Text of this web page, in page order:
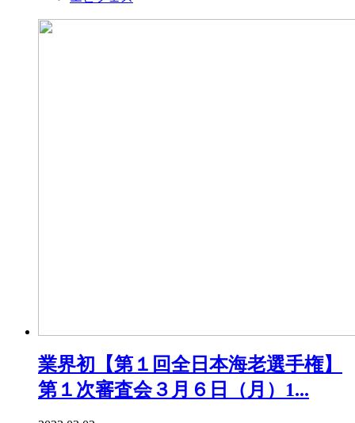
業界初【第１回全日本海老選手権】
第１次審査会３月６日（月）1...